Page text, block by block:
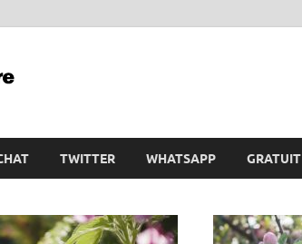
TWITTER WHATSAPP GRATUIT